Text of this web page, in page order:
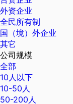
外资企业
全民所有制
国（境）外企业
其它
公司规模
全部
10人以下
10-50人
50-200人